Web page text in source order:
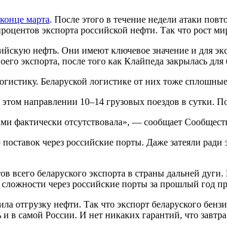
марта. После этого в течение недели атаки
экспорта российской нефти. Так что рост
нефть. Они имеют ключевое значение и для
экспорта, после того как Клайпеда закрылась для
Беларуской логистике от них тоже
направлении 10–14 грузовых поездов в сутки.
фактически отсутствовала», — сообщает
через российские порты. Даже затеяли
беларуского экспорта в страны дальней
через российские порты за прошлый год
отгрузку нефти. Так что экспорт беларуского
в самой России. И нет никаких гарантий, что